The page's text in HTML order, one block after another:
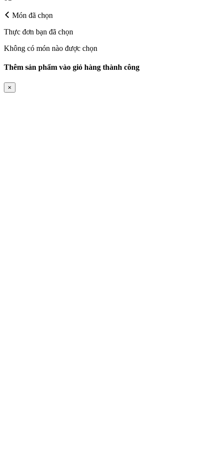
Món đã chọn
Thực đơn bạn đã chọn
Không có món nào được chọn
Thêm sản phẩm vào giỏ hàng thành công
×